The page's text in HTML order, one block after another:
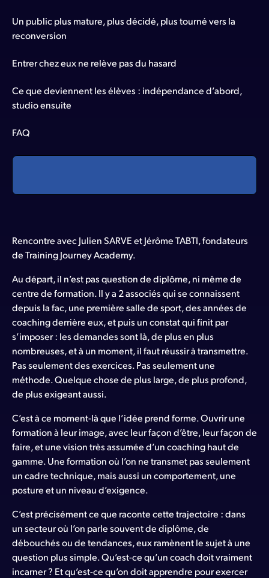
Un public plus mature, plus décidé, plus tourné vers la
reconversion
Entrer chez eux ne relève pas du hasard
Ce que deviennent les élèves : indépendance d’abord,
studio ensuite
FAQ
Rencontre avec Julien SARVE et Jérôme TABTI, fondateurs
de Training Journey Academy.
Au départ, il n’est pas question de diplôme, ni même de
centre de formation. Il y a 2 associés qui se connaissent
depuis la fac, une première salle de sport, des années de
coaching derrière eux, et puis un constat qui finit par
s’imposer : les demandes sont là, de plus en plus
nombreuses, et à un moment, il faut réussir à transmettre.
Pas seulement des exercices. Pas seulement une
méthode. Quelque chose de plus large, de plus profond,
de plus exigeant aussi.
C’est à ce moment-là que l’idée prend forme. Ouvrir une
formation à leur image, avec leur façon d’être, leur façon de
faire, et une vision très assumée d’un coaching haut de
gamme. Une formation où l’on ne transmet pas seulement
un cadre technique, mais aussi un comportement, une
posture et un niveau d’exigence.
C’est précisément ce que raconte cette trajectoire : dans
un secteur où l’on parle souvent de diplôme, de
débouchés ou de tendances, eux ramènent le sujet à une
question plus simple. Qu’est-ce qu’un coach doit vraiment
incarner ? Et qu’est-ce qu’on doit apprendre pour exercer